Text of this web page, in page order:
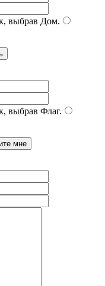
выбрав Дом.
выбрав Флаг.